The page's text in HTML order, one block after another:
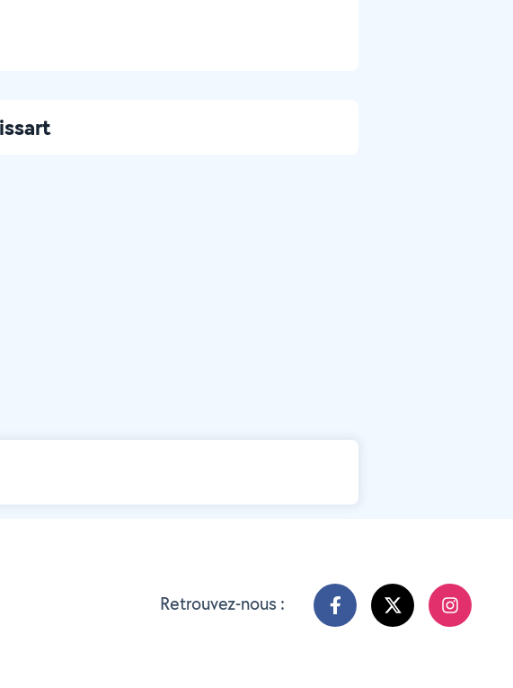
Retrouvez-nous :